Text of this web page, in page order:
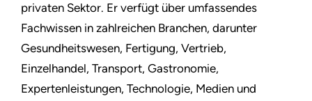
privaten Sektor. Er verfügt über umfassendes
Fachwissen in zahlreichen Branchen, darunter
Gesundheitswesen, Fertigung, Vertrieb,
Einzelhandel, Transport, Gastronomie,
Expertenleistungen, Technologie, Medien und